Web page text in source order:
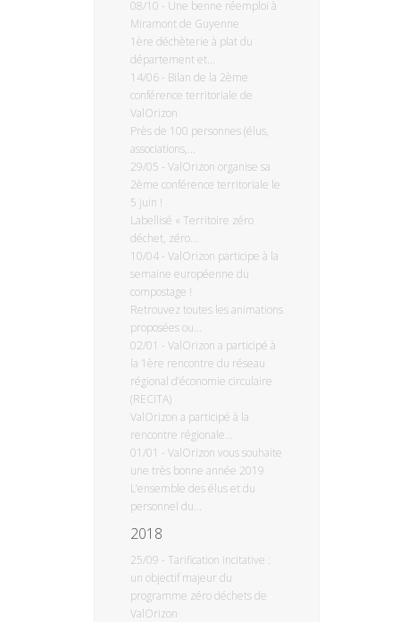
08/10 - Une benne réemploi à
Miramont de Guyenne
1ère déchèterie à plat du
département et...
14/06 - Bilan de la 2ème
conférence territoriale de
ValOrizon
Près de 100 personnes (élus,
associations,...
29/05 - ValOrizon organise sa
2ème conférence territoriale le
5 juin !
Labellisé « Territoire zéro
déchet, zéro...
10/04 - ValOrizon participe à la
semaine européenne du
compostage !
Retrouvez toutes les animations
proposées ou...
02/01 - ValOrizon a participé à
la 1ère rencontre du réseau
régional d’économie circulaire
(RECITA)
ValOrizon a participé à la
rencontre régionale...
01/01 - ValOrizon vous souhaite
une très bonne année 2019
L’ensemble des élus et du
personnel du...
2018
25/09 - Tarification incitative :
un objectif majeur du
programme zéro déchets de
ValOrizon